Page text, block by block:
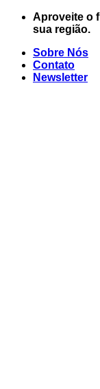
Skip
Aproveite o
sua região.
Sobre Nós
Contato
Newsletter